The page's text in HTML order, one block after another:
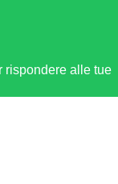
rispondere alle tue